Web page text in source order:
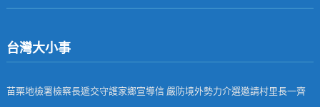
台灣大小事
苗栗地檢署檢察長遞交守護家鄉宣導信 嚴防境外勢力介選邀請村里長一齊